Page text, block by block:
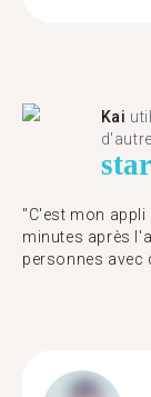
Kai
star
"C'est mon appli
minutes après
personnes avec